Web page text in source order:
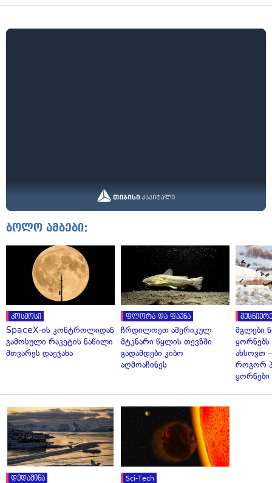
ბოლო ამბები:
კოსმოსი
SpaceX-ის კონტროლიდან
გამოსული რაკეტის ნაწილი
მთვარეს დაეჯახა
ფლორა და ფაუნა
ჩრდილოეთ ამერიკულ
მტკნარი წყლის თევზში
გადამდები კიბო
აღმოაჩინეს
მგლები
ახსოვთ
როგორ
ყორნები
დედამიწა Sci-Tech